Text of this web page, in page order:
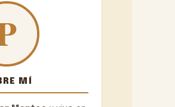
MÍ